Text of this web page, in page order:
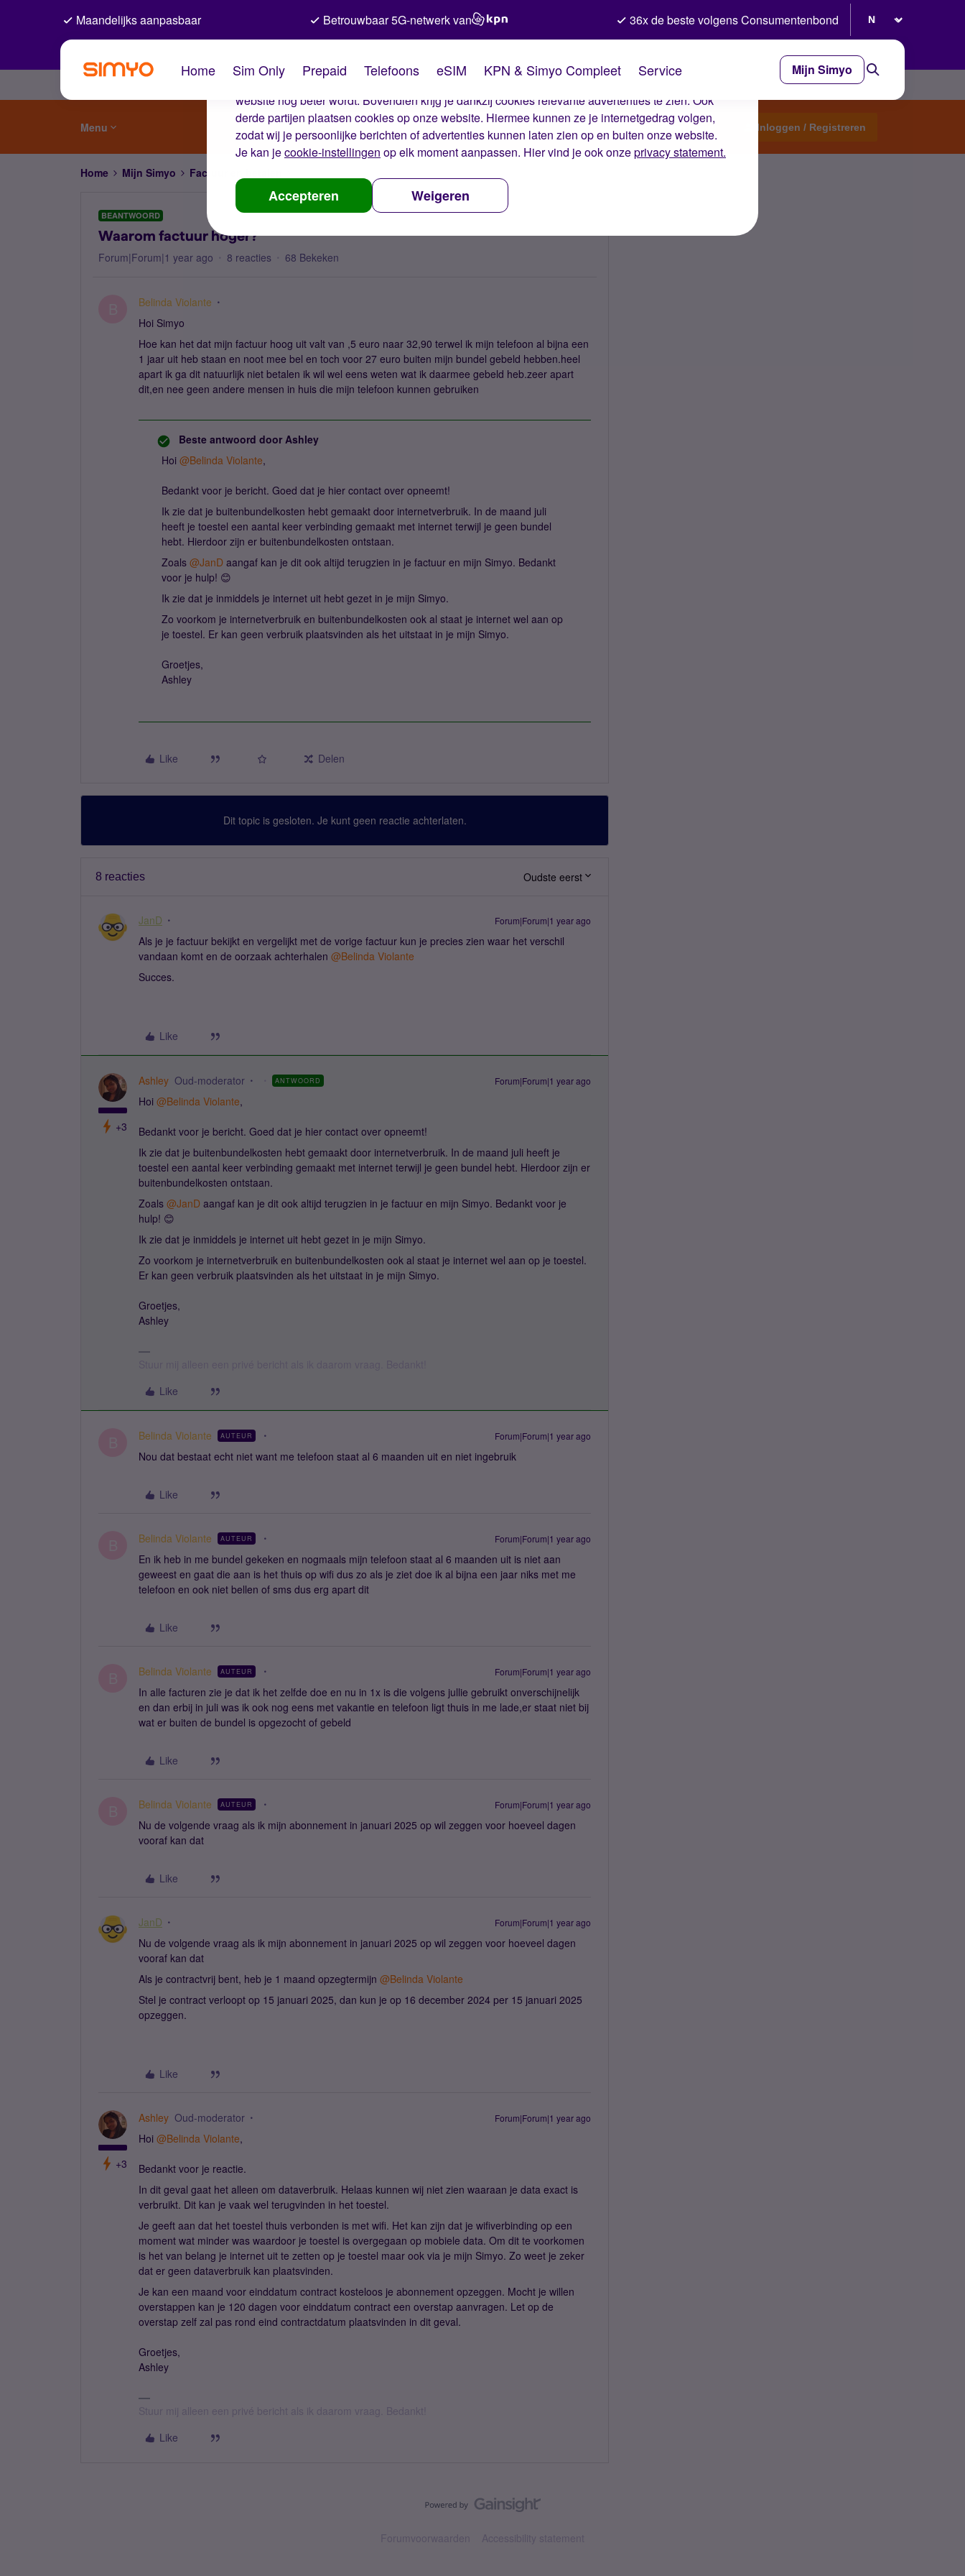
De cookies van Simyo
Wij gebruiken cookies op onze website. Met deze cookies zorgen wij ervoor dat je ervaring op de
website nog beter wordt. Bovendien krijg je dankzij cookies relevante advertenties te zien. Ook
derde partijen plaatsen cookies op onze website. Hiermee kunnen ze je internetgedrag volgen,
zodat wij je persoonlijke berichten of advertenties kunnen laten zien op en buiten onze website.
Je kan jecookie-instellingen op elk moment aanpassen. Hier vind je ook onzeprivacy statement.
Accepteren Weigeren
Maandelijks aanpasbaar Betrouwbaar 5G-netwerk van 36x de beste volgens Consumentenbond
Home Sim Only Prepaid Telefoons eSIM KPN & Simyo Compleet Service Mijn Simyo
Menu Start een topic Inloggen / Registreren
Home Mijn Simyo Factuur en betalen
BEANTWOORD
Waarom factuur hoger?
Forum|Forum|1 year ago 8 reacties 68 Bekeken
Belinda Violante
Hoi Simyo
Hoe kan het dat mijn factuur hoog uit valt van ,5 euro naar 32,90 terwel ik mijn telefoon al bijna een
1 jaar uit heb staan en noot mee bel en toch voor 27 euro buiten mijn bundel gebeld hebben.heel
apart ik ga dit natuurlijk niet betalen ik wil wel eens weten wat ik daarmee gebeld heb.zeer apart
dit,en nee geen andere mensen in huis die mijn telefoon kunnen gebruiken
Beste antwoord door Ashley
Hoi @Belinda Violante,
Bedankt voor je bericht. Goed dat je hier contact over opneemt!
Ik zie dat je buitenbundelkosten hebt gemaakt door internetverbruik. In de maand juli
heeft je toestel een aantal keer verbinding gemaakt met internet terwijl je geen bundel
hebt. Hierdoor zijn er buitenbundelkosten ontstaan.
Zoals @JanD aangaf kan je dit ook altijd terugzien in je factuur en mijn Simyo. Bedankt
voor je hulp! 😊
Ik zie dat je inmiddels je internet uit hebt gezet in je mijn Simyo.
Zo voorkom je internetverbruik en buitenbundelkosten ook al staat je internet wel aan op
je toestel. Er kan geen verbruik plaatsvinden als het uitstaat in je mijn Simyo.
Groetjes,
Ashley
Like Delen
Dit topic is gesloten. Je kunt geen reactie achterlaten.
8 reacties Oudste eerst
JanD Forum|Forum|1 year ago
Als je je factuur bekijkt en vergelijkt met de vorige factuur kun je precies zien waar het verschil
vandaan komt en de oorzaak achterhalen @Belinda Violante
Succes.
Like
+3
Ashley Oud-moderator ANTWOORD Forum|Forum|1 year ago
Hoi @Belinda Violante,
Bedankt voor je bericht. Goed dat je hier contact over opneemt!
Ik zie dat je buitenbundelkosten hebt gemaakt door internetverbruik. In de maand juli heeft je
toestel een aantal keer verbinding gemaakt met internet terwijl je geen bundel hebt. Hierdoor zijn er
buitenbundelkosten ontstaan.
Zoals @JanD aangaf kan je dit ook altijd terugzien in je factuur en mijn Simyo. Bedankt voor je
hulp! 😊
Ik zie dat je inmiddels je internet uit hebt gezet in je mijn Simyo.
Zo voorkom je internetverbruik en buitenbundelkosten ook al staat je internet wel aan op je toestel.
Er kan geen verbruik plaatsvinden als het uitstaat in je mijn Simyo.
Groetjes,
Ashley
Like
Belinda Violante AUTEUR Forum|Forum|1 year ago
Nou dat bestaat echt niet want me telefoon staat al 6 maanden uit en niet ingebruik
Like
Belinda Violante AUTEUR Forum|Forum|1 year ago
En ik heb in me bundel gekeken en nogmaals mijn telefoon staat al 6 maanden uit is niet aan
geweest en gaat die aan is het thuis op wifi dus zo als je ziet doe ik al bijna een jaar niks met me
telefoon en ook niet bellen of sms dus erg apart dit
Like
Belinda Violante AUTEUR Forum|Forum|1 year ago
In alle facturen zie je dat ik het zelfde doe en nu in 1x is die volgens jullie gebruikt onverschijnelijk
en dan erbij in juli was ik ook nog eens met vakantie en telefoon ligt thuis in me lade,er staat niet bij
wat er buiten de bundel is opgezocht of gebeld
Like
Belinda Violante AUTEUR Forum|Forum|1 year ago
Nu de volgende vraag als ik mijn abonnement in januari 2025 op wil zeggen voor hoeveel dagen
vooraf kan dat
Like
JanD Forum|Forum|1 year ago
Nu de volgende vraag als ik mijn abonnement in januari 2025 op wil zeggen voor hoeveel dagen
vooraf kan dat
Als je contractvrij bent, heb je 1 maand opzegtermijn @Belinda Violante
Stel je contract verloopt op 15 januari 2025, dan kun je op 16 december 2024 per 15 januari 2025
opzeggen.
Like
+3
Ashley Oud-moderator Forum|Forum|1 year ago
Hoi @Belinda Violante,
Bedankt voor je reactie.
In dit geval gaat het alleen om dataverbruik. Helaas kunnen wij niet zien waaraan je data exact is
verbruikt. Dit kan je vaak wel terugvinden in het toestel.
Je geeft aan dat het toestel thuis verbonden is met wifi. Het kan zijn dat je wifiverbinding op een
moment wat minder was waardoor je toestel is overgegaan op mobiele data. Om dit te voorkomen
is het van belang je internet uit te zetten op je toestel maar ook via je mijn Simyo. Zo weet je zeker
dat er geen dataverbruik kan plaatsvinden.
Je kan een maand voor einddatum contract kosteloos je abonnement opzeggen. Mocht je willen
overstappen kan je 120 dagen voor einddatum contract een overstap aanvragen. Let op de
overstap zelf zal pas rond eind contractdatum plaatsvinden in dit geval.
Groetjes,
Ashley
Stuur mij alleen een privé bericht als ik daarom vraag. Bedankt!
Like
Forumvoorwaarden Accessibility statement